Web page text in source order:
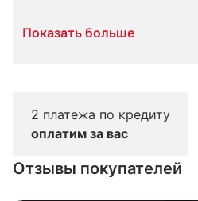
Показать больше
2 платежа по кредиту
оплатим за вас
Отзывы покупателей